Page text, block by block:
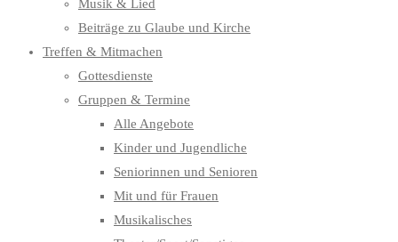
Musik & Lied
Beiträge zu Glaube und Kirche
Treffen & Mitmachen
Gottesdienste
Gruppen & Termine
Alle Angebote
Kinder und Jugendliche
Seniorinnen und Senioren
Mit und für Frauen
Musikalisches